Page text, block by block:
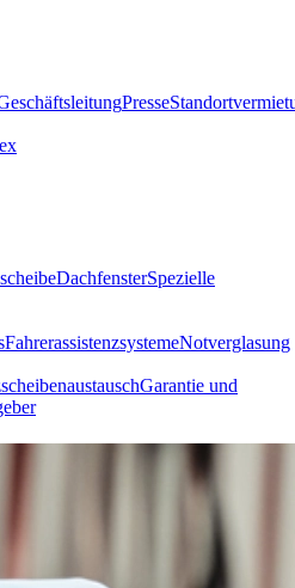
Presse
DachfensterSpezielle
FahrerassistenzsystemeNotverglasung
Garantie und